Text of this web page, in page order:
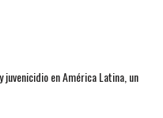
en América Latina, un